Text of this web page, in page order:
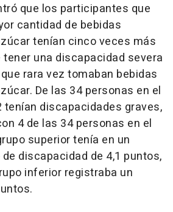
que los participantes que
cantidad de bebidas
tenían cinco veces más
una discapacidad severa
rara vez tomaban bebidas
De las 34 personas en el
tenían discapacidades graves,
4 de las 34 personas en el
superior tenía en un
discapacidad de 4,1 puntos,
inferior registraba un